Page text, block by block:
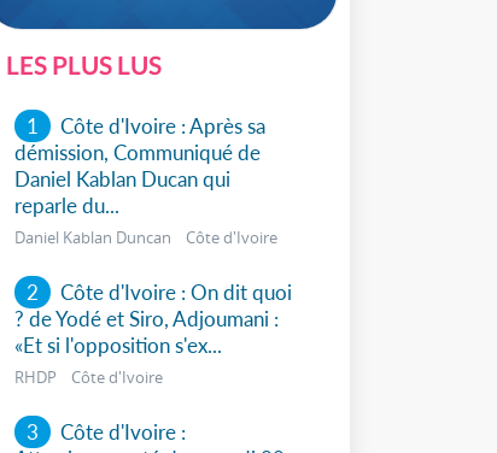
LES PLUS LUS
1
Côte d'Ivoire : Après sa
démission, Communiqué de
Daniel Kablan Ducan qui
reparle du...
Daniel Kablan Duncan Côte d'Ivoire
2
Côte d'Ivoire : On dit quoi
? de Yodé et Siro, Adjoumani :
«Et si l'opposition s'ex...
RHDP Côte d'Ivoire
3
Côte d'Ivoire :